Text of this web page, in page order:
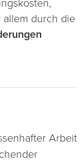
durch die
Arbeit